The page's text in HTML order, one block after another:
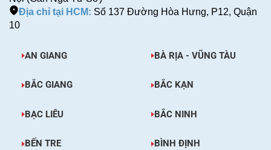
Địa chỉ tại HCM: Số 137 Đường Hòa Hưng, P12, Quận
10
AN GIANG BÀ RỊA - VŨNG TÀU
BẮC GIANG BẮC KẠN
BẠC LIÊU BẮC NINH
BẾN TRE BÌNH ĐỊNH